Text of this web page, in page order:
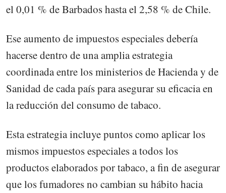
el 0,01 % de Barbados hasta el 2,58 % de Chile.
Ese aumento de impuestos especiales debería
hacerse dentro de una amplia estrategia
coordinada entre los ministerios de Hacienda y de
Sanidad de cada país para asegurar su eficacia en
la reducción del consumo de tabaco.
Esta estrategia incluye puntos como aplicar los
mismos impuestos especiales a todos los
productos elaborados por tabaco, a fin de asegurar
que los fumadores no cambian su hábito hacia